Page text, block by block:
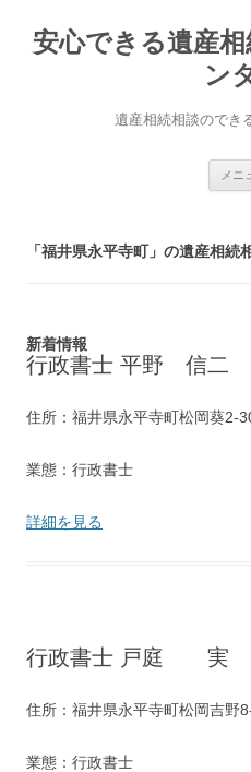
安心できる遺産
ン
遺産相続相談のでき
メニ
「福井県永平寺町」の遺産相続
新着情報
行政書士 平野 信二
住所：福井県永平寺町松岡葵2-
業態：行政書士
詳細を見る
行政書士 戸庭 実
住所：福井県永平寺町松岡吉野
業態：行政書士